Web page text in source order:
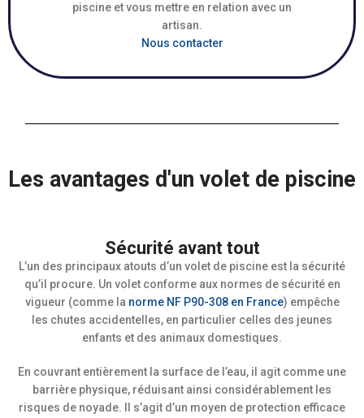
piscine et vous mettre en relation avec un
artisan.
Nous contacter
Les avantages d'un volet de piscine
Sécurité avant tout
L’un des principaux atouts d’un volet de piscine est la sécurité
qu’il procure. Un volet conforme aux normes de sécurité en
vigueur (comme la norme NF P90-308 en France) empêche
les chutes accidentelles, en particulier celles des jeunes
enfants et des animaux domestiques.
En couvrant entièrement la surface de l’eau, il agit comme une
barrière physique, réduisant ainsi considérablement les
risques de noyade. Il s’agit d’un moyen de protection efficace